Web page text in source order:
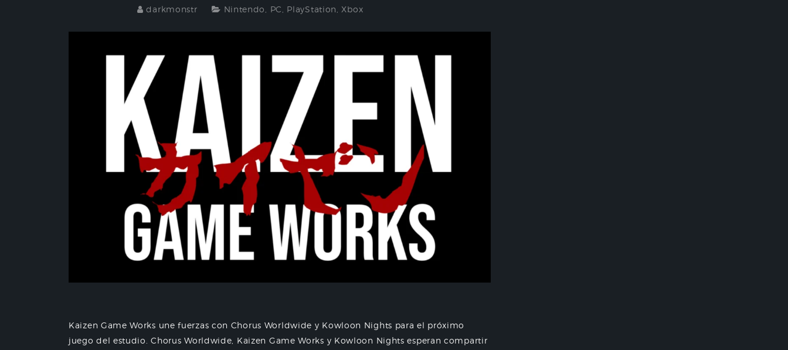
darkmonstr Nintendo PC PlayStation Xbox
Kaizen Game Works une fuerzas con Chorus Worldwide y Kowloon Nights para el próximo
juego del estudio. Chorus Worldwide, Kaizen Game Works y Kowloon Nights esperan compartir